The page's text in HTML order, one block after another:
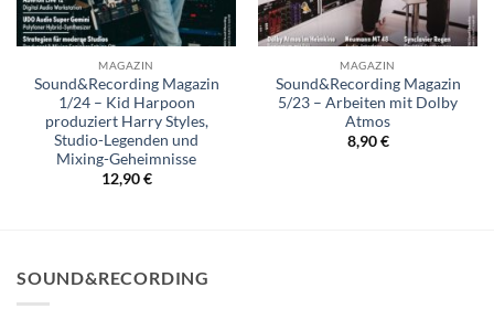
MAGAZIN
Sound&Recording Magazin
1/24 – Kid Harpoon
produziert Harry Styles,
Studio-Legenden und
Mixing-Geheimnisse
12,90€
MAGAZIN
Sound&Recording Magazin
5/23 – Arbeiten mit Dolby
Atmos
8,90€
SOUND&RECORDING